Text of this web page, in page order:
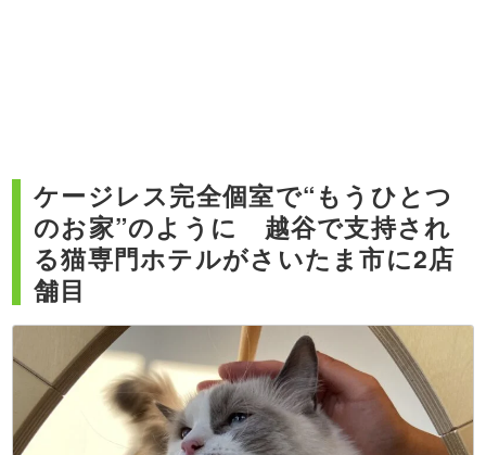
ケージレス完全個室で“もうひとつ
のお家”のように 越谷で支持され
る猫専門ホテルがさいたま市に2店
舗目